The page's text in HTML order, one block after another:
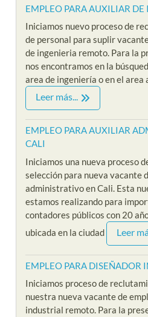
EMPLEO PARA AUXILIAR
Iniciamos nuevo proceso de
de personal para suplir
de ingenieria remoto. Para la
nos encontramos en la
area de ingeniería o en el
Leer más...
EMPLEO PARA AUXILIAR
CALI
Iniciamos una nueva proceso
selección para nueva vacante
administrativo en Cali. Esta
estamos realizando para
contadores públicos con 20
ubicada en la ciudad
Leer
EMPLEO PARA DISEÑADOR
Iniciamos proceso de
nuestra nueva vacante de
industrial remoto. Para la